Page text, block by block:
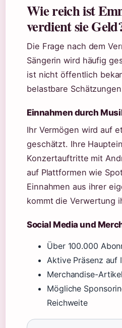
Wie reich ist
verdient sie
Die Frage nach dem
Sängerin wird häufig
ist nicht öffentlich
belastbare
Einnahmen durch
Ihr Vermögen wird auf
geschätzt. Ihre
Konzertauftritte mit
auf Plattformen wie
Einnahmen aus ihrer
kommt die Verwertung
Social Media und
Über 100.000
Aktive Präsenz auf
Merchandise-
Mögliche
Reichweite